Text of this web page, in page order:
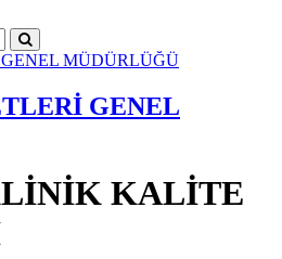
GENEL
KALİTE